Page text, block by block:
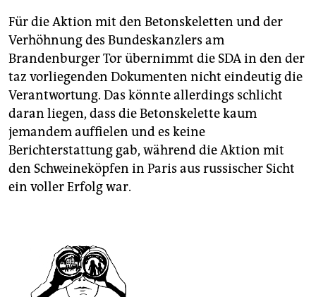
Für die Aktion mit den Betonskeletten und der
Verhöhnung des Bundeskanzlers am
Brandenburger Tor übernimmt die SDA in den der
taz vorliegenden Dokumenten nicht eindeutig die
Verantwortung. Das könnte allerdings schlicht
daran liegen, dass die Betonskelette kaum
jemandem auffielen und es keine
Berichterstattung gab, während die Aktion mit
den Schweineköpfen in Paris aus russischer Sicht
ein voller Erfolg war.